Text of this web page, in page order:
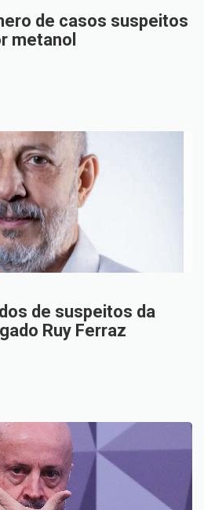
de casos suspeitos
metanol
de suspeitos da
Ruy Ferraz